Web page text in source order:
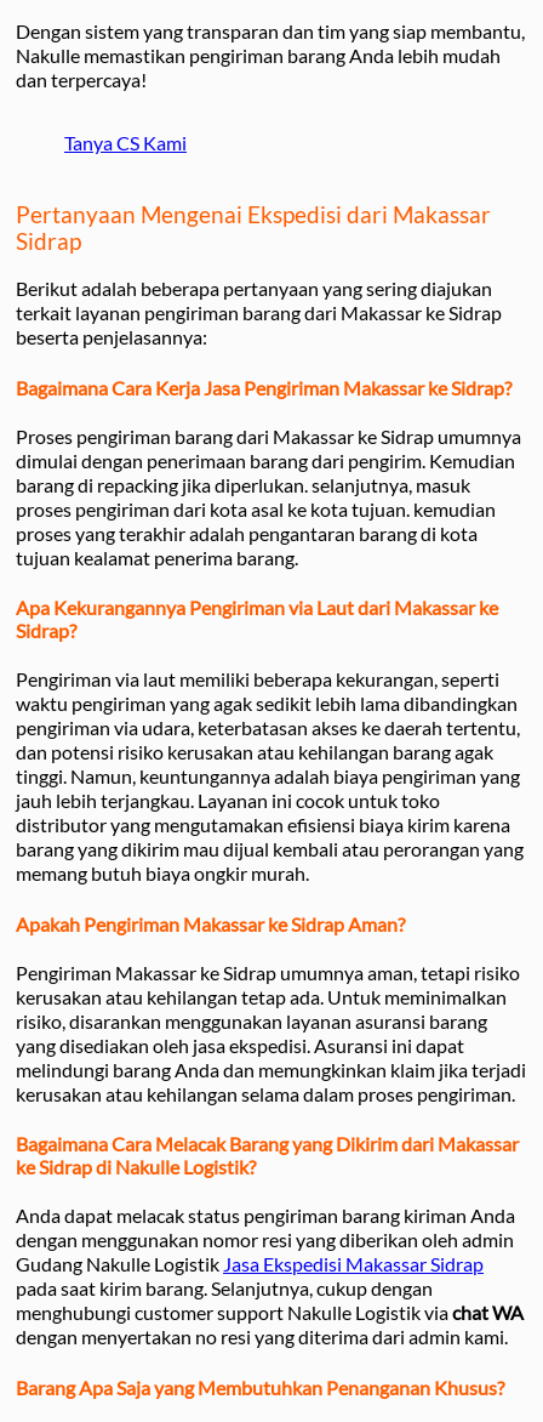
Dengan sistem yang transparan dan tim yang siap membantu,
Nakulle memastikan pengiriman barang Anda lebih mudah
dan terpercaya!
Tanya CS Kami
Pertanyaan Mengenai Ekspedisi dari Makassar
Sidrap
Berikut adalah beberapa pertanyaan yang sering diajukan
terkait layanan pengiriman barang dari Makassar ke Sidrap
beserta penjelasannya:
Bagaimana Cara Kerja Jasa Pengiriman Makassar ke Sidrap?
Proses pengiriman barang dari Makassar ke Sidrap umumnya
dimulai dengan penerimaan barang dari pengirim. Kemudian
barang di repacking jika diperlukan. selanjutnya, masuk
proses pengiriman dari kota asal ke kota tujuan. kemudian
proses yang terakhir adalah pengantaran barang di kota
tujuan kealamat penerima barang.
Apa Kekurangannya Pengiriman via Laut dari Makassar ke
Sidrap?
Pengiriman via laut memiliki beberapa kekurangan, seperti
waktu pengiriman yang agak sedikit lebih lama dibandingkan
pengiriman via udara, keterbatasan akses ke daerah tertentu,
dan potensi risiko kerusakan atau kehilangan barang agak
tinggi. Namun, keuntungannya adalah biaya pengiriman yang
jauh lebih terjangkau. Layanan ini cocok untuk toko
distributor yang mengutamakan efisiensi biaya kirim karena
barang yang dikirim mau dijual kembali atau perorangan yang
memang butuh biaya ongkir murah.
Apakah Pengiriman Makassar ke Sidrap Aman?
Pengiriman Makassar ke Sidrap umumnya aman, tetapi risiko
kerusakan atau kehilangan tetap ada. Untuk meminimalkan
risiko, disarankan menggunakan layanan asuransi barang
yang disediakan oleh jasa ekspedisi. Asuransi ini dapat
melindungi barang Anda dan memungkinkan klaim jika terjadi
kerusakan atau kehilangan selama dalam proses pengiriman.
Bagaimana Cara Melacak Barang yang Dikirim dari Makassar
ke Sidrap di Nakulle Logistik?
Anda dapat melacak status pengiriman barang kiriman Anda
dengan menggunakan nomor resi yang diberikan oleh admin
Gudang Nakulle Logistik Jasa Ekspedisi Makassar Sidrap
pada saat kirim barang. Selanjutnya, cukup dengan
menghubungi customer support Nakulle Logistik viachat WA
dengan menyertakan no resi yang diterima dari admin kami.
Barang Apa Saja yang Membutuhkan Penanganan Khusus?